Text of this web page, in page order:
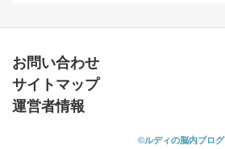
お問い合わせ
サイトマップ
運営者情報
©ルディの脳内ブログ